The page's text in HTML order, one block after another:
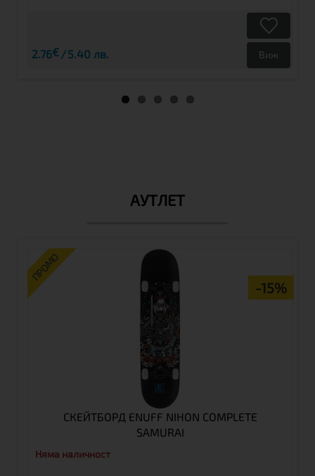
2.76€ 5.40 лв. Виж
АУТЛЕТ
ПРОМО
-15%
СКЕЙТБОРД ENUFF NIHON COMPLETE
SAMURAI
Няма наличност